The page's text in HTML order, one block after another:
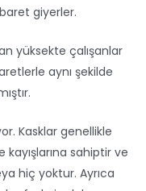
baret giyerler.
yüksekte çalışanlar
aynı şekilde
Kasklar genellikle
sahiptir ve
hiç yoktur. Ayrıca